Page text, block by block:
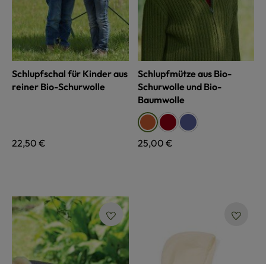
Schlupfschal für Kinder aus
reiner Bio-Schurwolle
Regulärer Preis:
22,50 €
Schlupfmütze aus Bio-
Schurwolle und Bio-
Baumwolle
Farbe auswählen
orangerot blau
Regulärer Preis:
25,00 €